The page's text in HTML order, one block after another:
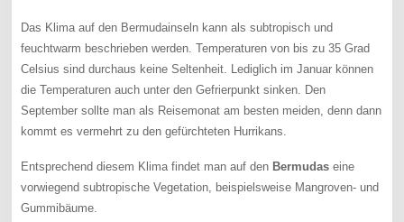
Das Klima auf den Bermudainseln kann als subtropisch und
feuchtwarm beschrieben werden. Temperaturen von bis zu 35 Grad
Celsius sind durchaus keine Seltenheit. Lediglich im Januar können
die Temperaturen auch unter den Gefrierpunkt sinken. Den
September sollte man als Reisemonat am besten meiden, denn dann
kommt es vermehrt zu den gefürchteten Hurrikans.
Entsprechend diesem Klima findet man auf den Bermudas eine
vorwiegend subtropische Vegetation, beispielsweise Mangroven- und
Gummibäume.